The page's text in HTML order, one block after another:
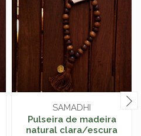
SAMADHI
Pulseira de madeira
natural clara/escura